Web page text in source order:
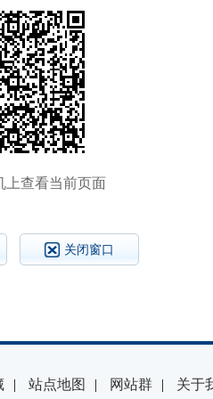
上查看当前页面
关闭窗口
| 站点地图 | 网站群 | 关于